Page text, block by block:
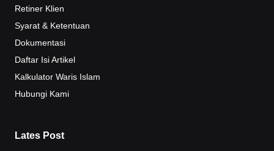
Retiner Klien
Syarat & Ketentuan
Dokumentasi
Daftar Isi Artikel
Kalkulator Waris Islam
Hubungi Kami
Lates Post